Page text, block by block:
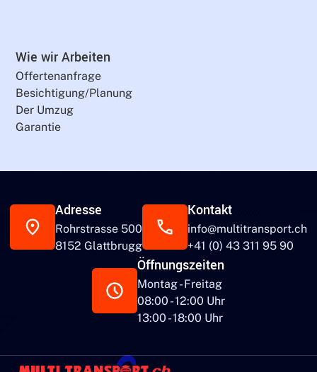
Wie wir Arbeiten
Offertenanfrage
Besichtigung/Planung
Der Umzug
Garantie
Adresse
Rohrstrasse 500
8152 Glattbrugg
Kontakt
info@multitransport.ch
+41 (0) 43 311 95 90
Öffnungszeiten
Montag - Freitag
08:00 - 12:00 Uhr
13:00 - 18:00 Uhr